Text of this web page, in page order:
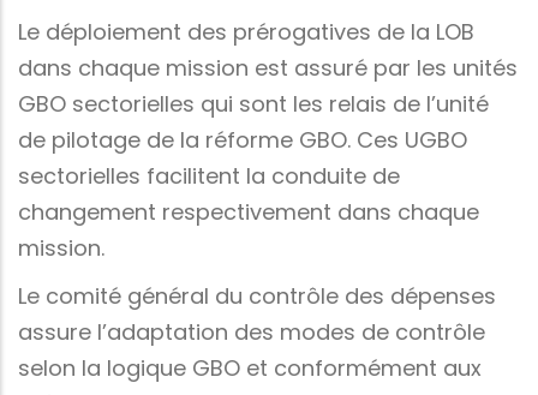
Le déploiement des prérogatives de la LOB
dans chaque mission est assuré par les unités
GBO sectorielles qui sont les relais de l’unité
de pilotage de la réforme GBO. Ces UGBO
sectorielles facilitent la conduite de
changement respectivement dans chaque
mission.
Le comité général du contrôle des dépenses
assure l’adaptation des modes de contrôle
selon la logique GBO et conformément aux